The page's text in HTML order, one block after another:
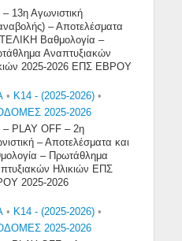
– 13η Αγωνιστική
– Αποτελέσματα
ΤΕΛΙΚΗ Βαθμολογία –
Αναπτυξιακών
2025-2026 ΕΠΣ ΕΒΡΟΥ
• Κ14 - (2025-2026) •
2025-2026
– PLAY OFF – 2η
– Αποτελέσματα και
– Πρωτάθλημα
Ηλικιών ΕΠΣ
2025-2026
• Κ14 - (2025-2026) •
2025-2026